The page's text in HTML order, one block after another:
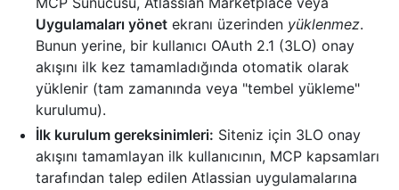
Uygulamaları yönet ekranı üzerinden yüklenmez.
Bunun yerine, bir kullanıcı OAuth 2.1 (3LO) onay
akışını ilk kez tamamladığında otomatik olarak
yüklenir (tam zamanında veya "tembel yükleme"
kurulumu).
İlk kurulum gereksinimleri: Siteniz için 3LO onay
akışını tamamlayan ilk kullanıcının, MCP kapsamları
tarafından talep edilen Atlassian uygulamalarına